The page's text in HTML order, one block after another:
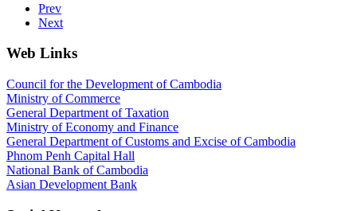
Prev
Next
Web Links
Council for the Development of Cambodia
Ministry of Commerce
General Department of Taxation
Ministry of Economy and Finance
General Department of Customs and Excise of Cambodia
Phnom Penh Capital Hall
National Bank of Cambodia
Asian Development Bank